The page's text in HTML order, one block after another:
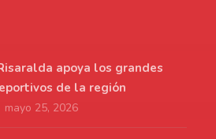
apoya los grandes
de la región
mayo 25, 2026